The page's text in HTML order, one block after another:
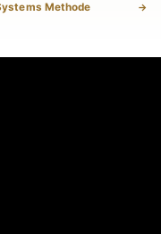
Methode